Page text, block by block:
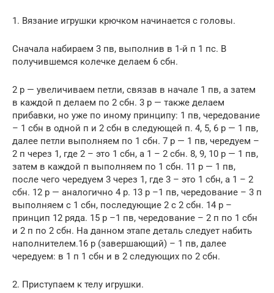
1. Вязание игрушки крючком начинается с головы.
Сначала набираем 3 пв, выполнив в 1-й п 1 пс. В
получившемся колечке делаем 6 сбн.
2 р — увеличиваем петли, связав в начале 1 пв, а затем
в каждой п делаем по 2 сбн. 3 р — также делаем
прибавки, но уже по иному принципу: 1 пв, чередование
– 1 сбн в одной п и 2 сбн в следующей п. 4, 5, 6 р — 1 пв,
далее петли выполняем по 1 сбн. 7 р — 1 пв, чередуем –
2 п через 1, где 2 – это 1 сбн, а 1 – 2 сбн. 8, 9, 10 р — 1 пв,
затем в каждой п выполняем по 1 сбн. 11 р — 1 пв,
после чего чередуем 3 через 1, где 3 – это 1 сбн, а 1 – 2
сбн. 12 р — аналогично 4 р. 13 р –1 пв, чередование – 3 п
выполняем с 1 сбн, последующие 2 с 2 сбн. 14 р –
принцип 12 ряда. 15 р –1 пв, чередование – 2 п по 1 сбн
и 2 п по 2 сбн. На данном этапе деталь следует набить
наполнителем.16 р (завершающий) – 1 пв, далее
чередуем: в 1 п 1 сбн и в 2 следующих по 2 сбн.
2. Приступаем к телу игрушки.